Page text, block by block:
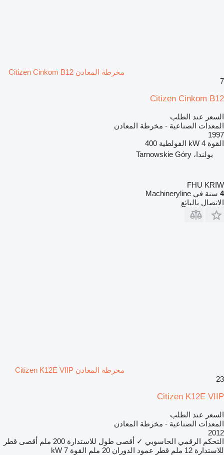
مخرطة المعادن Citizen Cinkom B12
7
Citizen Cinkom B12
السعر عند الطلب
المعدات الصناعية - مخرطة المعادن
1997
القوة 4 kW الفولطية 400
بولندا، Tarnowskie Góry
FHU KRIW
4 سنة في Machineryline
الاتصال بالبائع
مخرطة المعادن Citizen K12E VIIP
23
Citizen K12E VIIP
السعر عند الطلب
المعدات الصناعية - مخرطة المعادن
2012
التحكم الرقمي الحاسوبي ✓ أقصى طول للاستدارة 200 ملم
أقصى قطر
للاستدارة 12 ملم قطر عمود الدوران 20 ملم القوة 7 kW